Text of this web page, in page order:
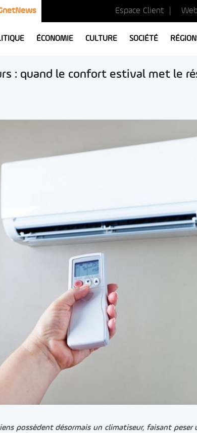
Espace Client
ÉCONOMIE CULTURE SOCIÉTÉ
: quand le confort estival met le
possèdent désormais un climatiseur, faisant peser